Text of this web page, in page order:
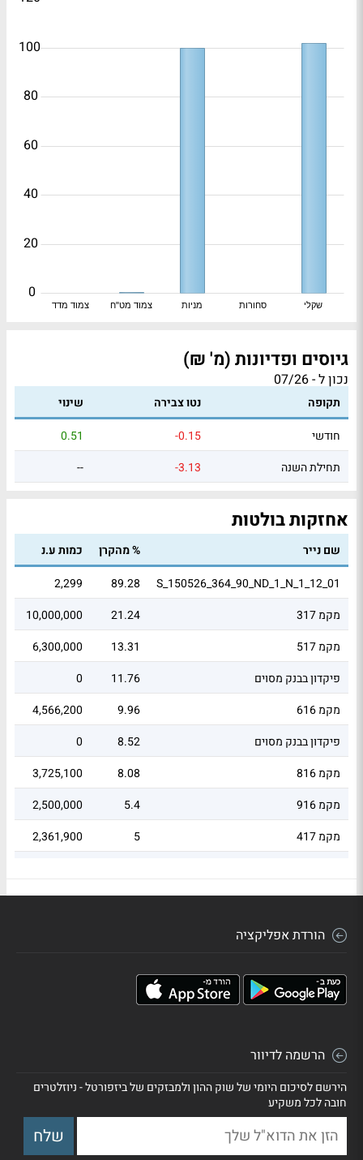
צמוד מדד צמוד מט"ח מניות סחורות שקלי
0
20
40
60
80
100
גיוסים ופדיונות (מ' ₪)
נכון ל - 07/26
תקופה נטו צבירה
שינוי
חודשי
-0.15
0.51
תחילת השנה
-3.13
--
אחזקות בולטות
שם נייר % מהקרן כמות ע.נ
S_150526_364_90_ND_1_N_1_12_01
89.28
2,299
מקמ 317
21.24
10,000,000
מקמ 517
13.31
6,300,000
פיקדון בבנק מסוים
11.76
0
מקמ 616
9.96
4,566,200
פיקדון בבנק מסוים
8.52
0
מקמ 816
8.08
3,725,100
מקמ 916
5.4
2,500,000
מקמ 417
5
2,361,900
הורדת אפליקציה
הרשמה לדיוור
הירשם לסיכום היומי של שוק ההון ולמבזקים של ביזפורטל - ניוזלטרים
חובה לכל משקיע